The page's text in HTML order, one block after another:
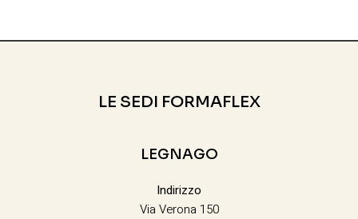
LE SEDI FORMAFLEX
LEGNAGO
Indirizzo
Via Verona 150